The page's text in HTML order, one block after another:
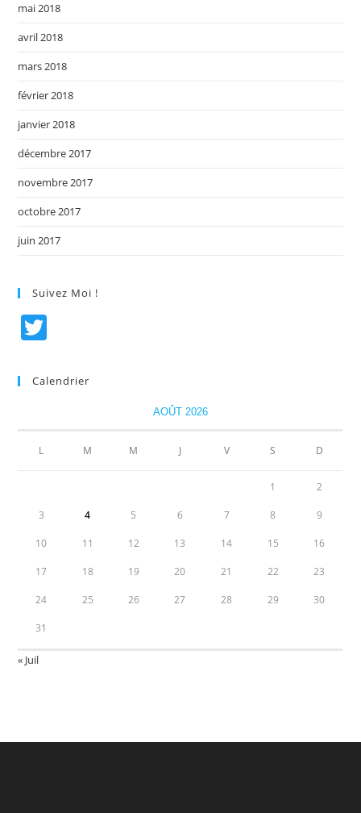
mai 2018
avril 2018
mars 2018
février 2018
janvier 2018
décembre 2017
novembre 2017
octobre 2017
juin 2017
Suivez Moi !
itt
Calendrier
AOÛT 2026
L M M J V S D
1 2
3 4 5 6 7 8 9
10 11 12 13 14 15 16
17 18 19 20 21 22 23
24 25 26 27 28 29 30
31
« Juil